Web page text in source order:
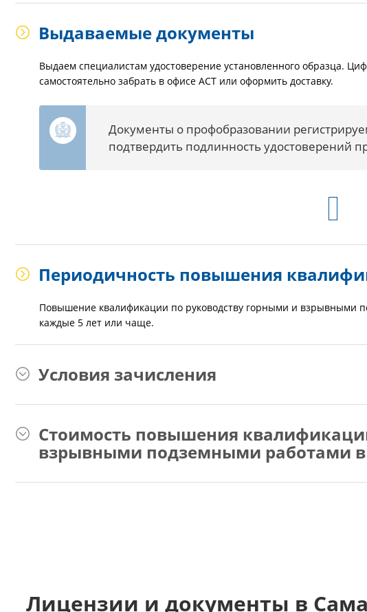
Выдаваемые документы
Выдаем специалистам удостоверение установленного образца.
самостоятельно забрать в офисе АСТ или оформить доставку.
Документы о профобразовании
подтвердить подлинность удостоверений
Периодичность повышения
Повышение квалификации по руководству горными и взрывными
каждые 5 лет или чаще.
Условия зачисления
Стоимость повышения
взрывными подземными работами
Лицензии и документы в